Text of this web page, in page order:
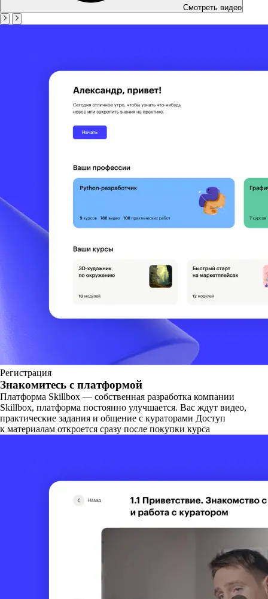
Смотреть видео
Регистрация
Знакомитесь с платформой
Платформа Skillbox — собственная разработка компании
Skillbox, платформа постоянно улучшается. Вас ждут видео,
практические задания и общение с кураторами Доступ
к материалам откроется сразу после покупки курса